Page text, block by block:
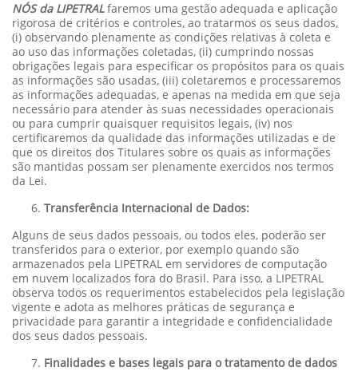
NÓS da LIPETRALfaremos uma gestão adequada e aplicação
rigorosa de critérios e controles, ao tratarmos os seus dados,
(i) observando plenamente as condições relativas à coleta e
ao uso das informações coletadas, (ii) cumprindo nossas
obrigações legais para especificar os propósitos para os quais
as informações são usadas, (iii) coletaremos e processaremos
as informações adequadas, e apenas na medida em que seja
necessário para atender às suas necessidades operacionais
ou para cumprir quaisquer requisitos legais, (iv) nos
certificaremos da qualidade das informações utilizadas e de
que os direitos dos Titulares sobre os quais as informações
são mantidas possam ser plenamente exercidos nos termos
da Lei.
Transferência Internacional de Dados:
Alguns de seus dados pessoais, ou todos eles, poderão ser
transferidos para o exterior, por exemplo quando são
armazenados pela LIPETRAL em servidores de computação
em nuvem localizados fora do Brasil. Para isso, a LIPETRAL
observa todos os requerimentos estabelecidos pela legislação
vigente e adota as melhores práticas de segurança e
privacidade para garantir a integridade e confidencialidade
dos seus dados pessoais.
Finalidades e bases legais para o tratamento de dados